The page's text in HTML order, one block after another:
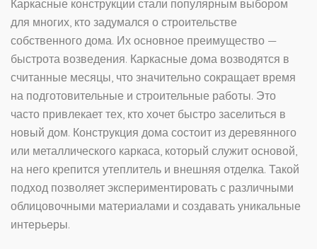
Каркасные конструкции стали популярным выбором
для многих, кто задумался о строительстве
собственного дома. Их основное преимущество —
быстрота возведения. Каркасные дома возводятся в
считанные месяцы, что значительно сокращает время
на подготовительные и строительные работы. Это
часто привлекает тех, кто хочет быстро заселиться в
новый дом. Конструкция дома состоит из деревянного
или металлического каркаса, который служит основой,
на него крепится утеплитель и внешняя отделка. Такой
подход позволяет экспериментировать с различными
облицовочными материалами и создавать уникальные
интерьеры.